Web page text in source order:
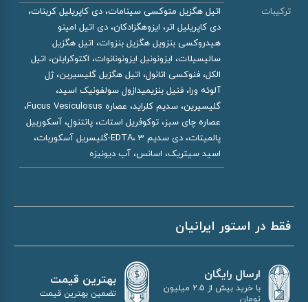
ترکیبات
اتیل هگزیل متوکسی سینامات، دی کاپریلیل کربنات،
دی کاپریلیل اتر، ایزوهگزادکان، دی اتیل امینو
هیدروکسی بنزویل هگزیل بنزوات، اتیل هگزیل
سالیسیلات، ایزونونیل ایزونونانوات، اکتوکرایلن، اتیل
الکل، فنوکسی اتانول، اتیل هگزیل گلیسیرین، ژل
آلوئه ورا، فنیل بنزیمیدازول سولفونیک اسید،
گلیسیرین، سدیم کلراید، عصاره Fucus Vesiculosus،
عصاره چای سبز، توکوفریل استات، پانتنول، آسکوربیل
پالمیتات، دی سدیم EDTA، 3-گلیسریل آسکوربات،
اسید سیتریک، اسانس، آب دیونیزه
فقط در استور ایرانیان
ارسال رایگان
با خرید بیش از 2.5 میلیون
تومان
بهترین قیمت
تضمین بهترین قیمت